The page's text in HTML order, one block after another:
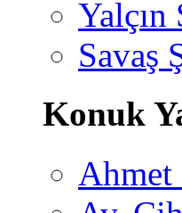
Savaş
Konuk
Ahmet